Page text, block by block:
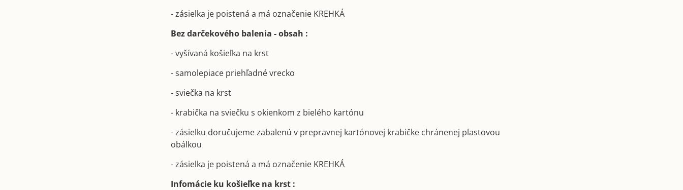
- zásielka je poistená a má označenie KREHKÁ
Bez darčekového balenia - obsah :
- vyšívaná košieľka na krst
- samolepiace priehľadné vrecko
- sviečka na krst
- krabička na sviečku s okienkom z bielého kartónu
- zásielku doručujeme zabalenú v prepravnej kartónovej krabičke chránenej plastovou
obálkou
- zásielka je poistená a má označenie KREHKÁ
Infomácie ku košieľke na krst :